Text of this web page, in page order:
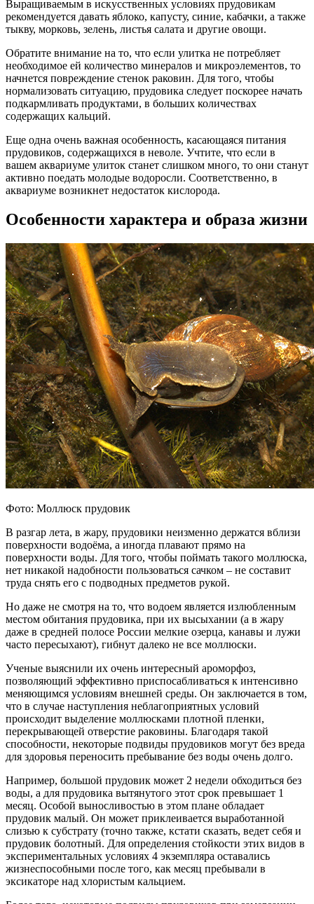
Выращиваемым в искусственных условиях прудовикам
рекомендуется давать яблоко, капусту, синие, кабачки, а также
тыкву, морковь, зелень, листья салата и другие овощи.
Обратите внимание на то, что если улитка не потребляет
необходимое ей количество минералов и микроэлементов, то
начнется повреждение стенок раковин. Для того, чтобы
нормализовать ситуацию, прудовика следует поскорее начать
подкармливать продуктами, в больших количествах
содержащих кальций.
Еще одна очень важная особенность, касающаяся питания
прудовиков, содержащихся в неволе. Учтите, что если в
вашем аквариуме улиток станет слишком много, то они станут
активно поедать молодые водоросли. Соответственно, в
аквариуме возникнет недостаток кислорода.
Особенности характера и образа жизни
Фото: Моллюск прудовик
В разгар лета, в жару, прудовики неизменно держатся вблизи
поверхности водоёма, а иногда плавают прямо на
поверхности воды. Для того, чтобы поймать такого моллюска,
нет никакой надобности пользоваться сачком – не составит
труда снять его с подводных предметов рукой.
Но даже не смотря на то, что водоем является излюбленным
местом обитания прудовика, при их высыхании (а в жару
даже в средней полосе России мелкие озерца, канавы и лужи
часто пересыхают), гибнут далеко не все моллюски.
Ученые выяснили их очень интересный ароморфоз,
позволяющий эффективно приспосабливаться к интенсивно
меняющимся условиям внешней среды. Он заключается в том,
что в случае наступления неблагоприятных условий
происходит выделение моллюсками плотной пленки,
перекрывающей отверстие раковины. Благодаря такой
способности, некоторые подвиды прудовиков могут без вреда
для здоровья переносить пребывание без воды очень долго.
Например, большой прудовик может 2 недели обходиться без
воды, а для прудовика вытянутого этот срок превышает 1
месяц. Особой выносливостью в этом плане обладает
прудовик малый. Он может приклеивается выработанной
слизью к субстрату (точно также, кстати сказать, ведет себя и
прудовик болотный. Для определения стойкости этих видов в
экспериментальных условиях 4 экземпляра оставались
жизнеспособными после того, как месяц пребывали в
эксикаторе над хлористым кальцием.